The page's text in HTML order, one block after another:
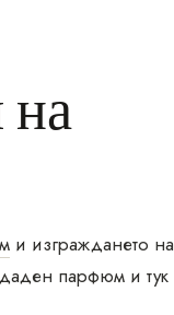
на
и изграждането на
парфюм и тук